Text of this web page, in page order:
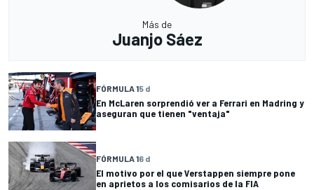
Más de
Juanjo Sáez
FÓRMULA 15 d
En McLaren sorprendió ver a Ferrari en Madring y
aseguran que tienen "ventaja"
FÓRMULA 16 d
El motivo por el que Verstappen siempre pone
en aprietos a los comisarios de la FIA